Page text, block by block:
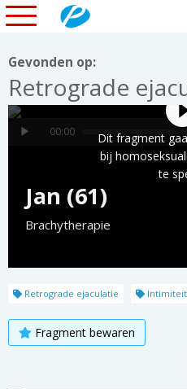
Gevonden op:
Retrograde
Jan (61)
Brachytherapie
00:00
Retrograde ejaculatie
Fragment bewaren